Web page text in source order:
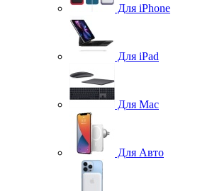
Для iPhone
Для iPad
Для Mac
Для Авто